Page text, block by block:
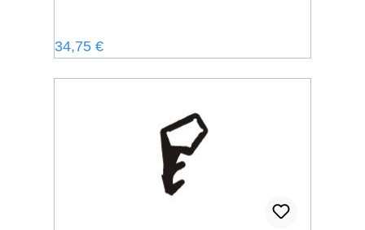
Regulärer Preis:
34,75 €